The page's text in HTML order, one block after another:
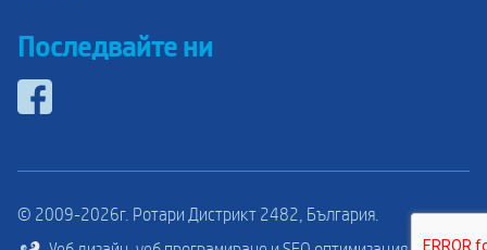
Последвайте ни
© 2009-2026г. Ротари Дистрикт 2482, България.